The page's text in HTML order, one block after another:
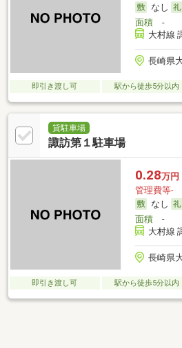
なし
面積-
大村線
長崎県
即引き渡し可 駅から徒歩5分以内
貸駐車場
諏訪第１駐車場
0.28万円
管理費等-
なし
面積-
大村線
長崎県
即引き渡し可 駅から徒歩5分以内